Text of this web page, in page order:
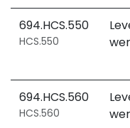
694.HCS.550
HCS.550
694.HCS.560
HCS.560